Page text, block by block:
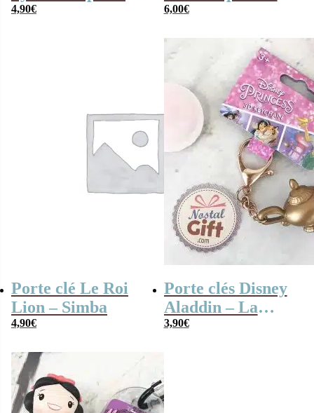
mains – Olaf (La
4,90€
visage – Pan-Pan
6,00€
Porte clé Le Roi
Lion – Simba
4,90€
Porte clés Disney
Aladdin – La
lampe magique
3,90€